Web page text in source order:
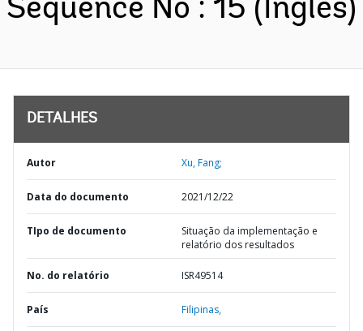
Sequence No : 15 (Inglês)
DETALHES
Autor Xu, Fang;
Data do documento 2021/12/22
TIpo de documento
Situação da implementação e
relatório dos resultados
No. do relatório ISR49514
País Filipinas,